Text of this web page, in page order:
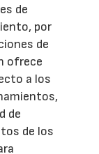
de
por
de
ofrece
a los
de
de los